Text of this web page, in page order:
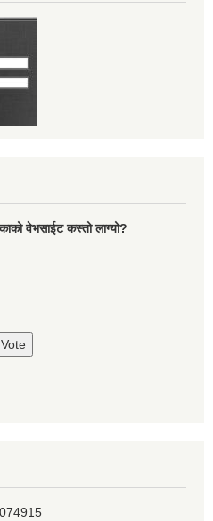
वेभसाईट कस्तो लाग्यो?